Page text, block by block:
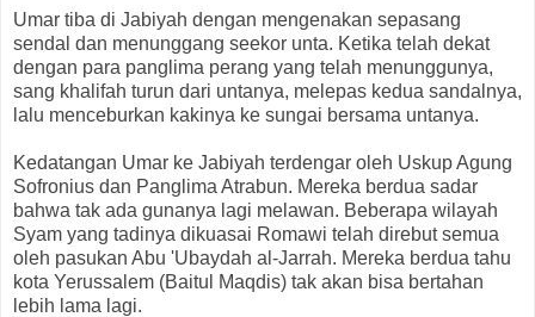
Umar tiba di Jabiyah dengan mengenakan sepasang
sendal dan menunggang seekor unta. Ketika telah dekat
dengan para panglima perang yang telah menunggunya,
sang khalifah turun dari untanya, melepas kedua sandalnya,
lalu menceburkan kakinya ke sungai bersama untanya.
Kedatangan Umar ke Jabiyah terdengar oleh Uskup Agung
Sofronius dan Panglima Atrabun. Mereka berdua sadar
bahwa tak ada gunanya lagi melawan. Beberapa wilayah
Syam yang tadinya dikuasai Romawi telah direbut semua
oleh pasukan Abu 'Ubaydah al-Jarrah. Mereka berdua tahu
kota Yerussalem (Baitul Maqdis) tak akan bisa bertahan
lebih lama lagi.